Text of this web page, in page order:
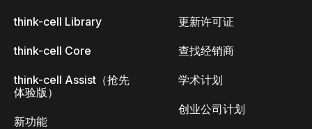
think-cell Library
think-cell Core
think-cell Assist（抢先
体验版）
新功能
更新许可证
查找经销商
学术计划
创业公司计划